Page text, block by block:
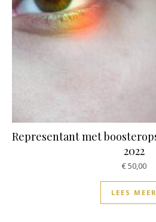
Representant met
2022
€50,00
LEES MEER